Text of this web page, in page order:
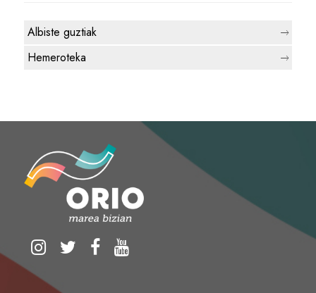
Albiste guztiak
Hemeroteka